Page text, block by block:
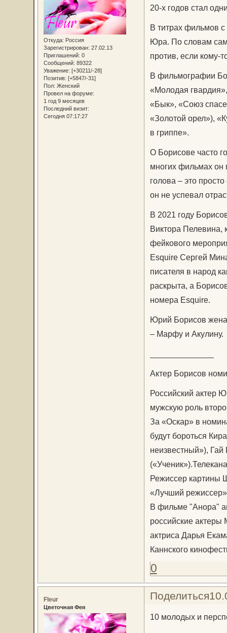
Откуда: Россия
Зарегистрирован: 27.02.13
Приглашений: 0
Сообщений: 89322
Уважение: [+30211/-28]
Позитив: [+5847/-31]
Пол: Женский
Провел на форуме:
1 год 9 месяцев
Последний визит:
Сегодня 07:17:27
20-х годов стал
В титрах фильмов
Юра. По словам
против, если кому-
В фильмографии
«Молодая
«Бык», «Союз
«Золотой орел»),
в гриппе».
О Борисове часто
многих фильмах он
голова – это
он не успевал
В 2021 году
Виктора Пелевина,
фейкового
Esquire Сергей
писателя в народ
раскрыта, а
номера Esquire.
Юрий Борисов
– Марфу и Акулину.
Актер Борисов
Российский актер
мужскую роль
За «Оскар» в
будут бороться
неизвестный»),
Режиссер картины
«Лучший
В фильме "Анора"
российские
актриса Дарья
Каннского
0
Поделиться
Fleur
Цветочная Фея
10 молодых и